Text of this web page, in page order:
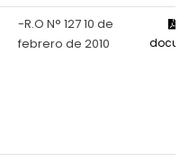
-R.O N° 127 10 de
febrero de 2010